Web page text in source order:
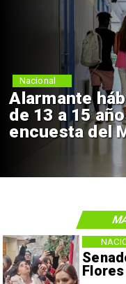
Alarmante
de 13 a 15
encuesta del
Nacional